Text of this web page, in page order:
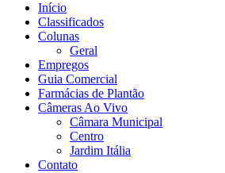
Início
Classificados
Colunas
Geral
Empregos
Guia Comercial
Farmácias de Plantão
Câmeras Ao Vivo
Câmara Municipal
Centro
Jardim Itália
Contato